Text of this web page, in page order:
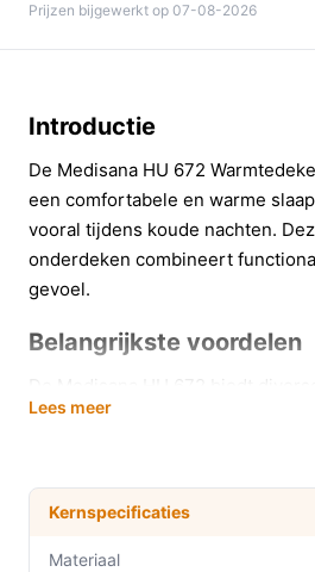
Prijzen bijgewerkt op 07-08-2026
Introductie
De Medisana HU 672
een comfortabele en warme
vooral tijdens koude nachten.
onderdeken combineert
gevoel.
Belangrijkste voordelen
bijdragen aan een betere
eenvoudig afstemmen op
altijd de ideale
De extra warme voetzone
Lees meer
Kernspecificaties
Materiaal